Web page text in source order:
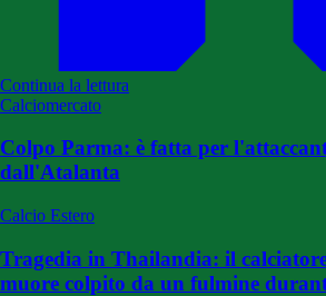
Continua la lettura
Calciomercato
Colpo Parma: è fatta per
dall'Atalanta
Calcio Estero
Tragedia in Thailandia: il
muore colpito da un fulmine